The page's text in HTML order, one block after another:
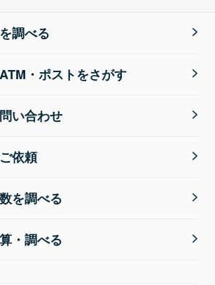
調べる
・ポストをさがす
い合わせ
依頼
を調べる
・調べる